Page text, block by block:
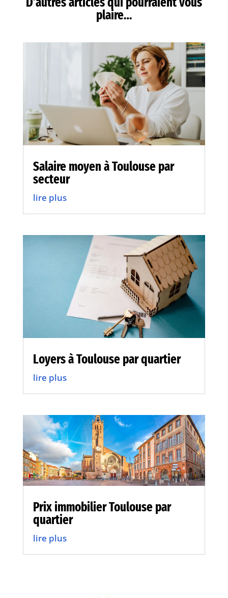
plaire…
Salaire moyen à Toulouse par
secteur
lire plus
Loyers à Toulouse par quartier
lire plus
Prix immobilier Toulouse par
quartier
lire plus